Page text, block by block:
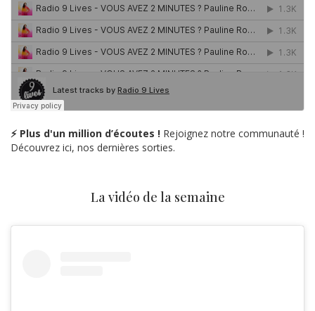
⚡ Plus d'un million d’écoutes ! Rejoignez notre communauté !
Découvrez ici, nos dernières sorties.
La vidéo de la semaine